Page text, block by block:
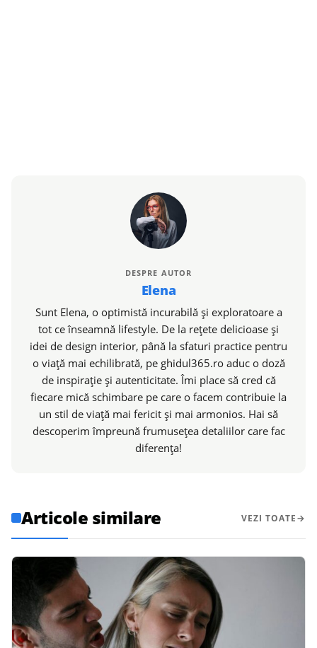
DESPRE AUTOR
Elena
Sunt Elena, o optimistă incurabilă și exploratoare a
tot ce înseamnă lifestyle. De la rețete delicioase și
idei de design interior, până la sfaturi practice pentru
o viață mai echilibrată, pe ghidul365.ro aduc o doză
de inspirație și autenticitate. Îmi place să cred că
fiecare mică schimbare pe care o facem contribuie la
un stil de viață mai fericit și mai armonios. Hai să
descoperim împreună frumusețea detaliilor care fac
diferența!
Articole similare VEZI TOATE